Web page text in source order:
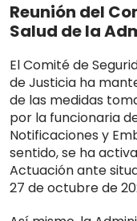
Reunión del
Salud de la
El Comité de
de Justicia ha
de las medidas
por la funcionaria
Notificaciones y
sentido, se ha
Actuación ante
27 de octubre de